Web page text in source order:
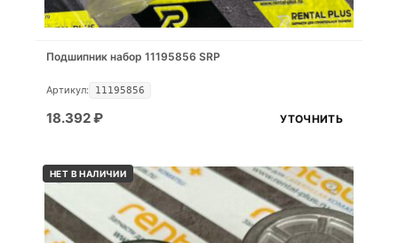
Подшипник набор 11195856 SRP
Артикул: 11195856
18.392₽ УТОЧНИТЬ
НЕТ В НАЛИЧИИ